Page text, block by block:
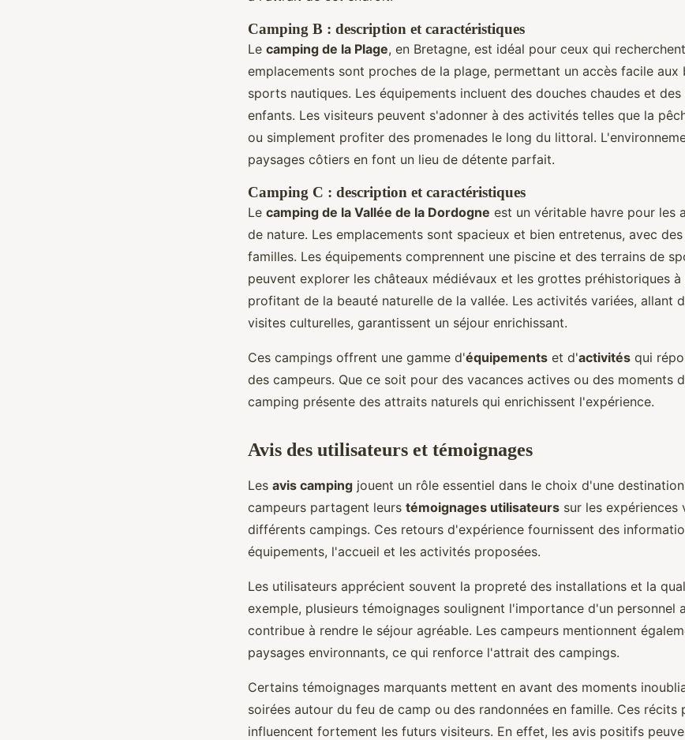
Camping B : description et caractéristiques
Le camping de la Plage, en Bretagne, est idéal pour ceux qui
emplacements sont proches de la plage, permettant un accès facile aux
sports nautiques. Les équipements incluent des douches chaudes et
enfants. Les visiteurs peuvent s'adonner à des activités telles que la
ou simplement profiter des promenades le long du littoral.
paysages côtiers en font un lieu de détente parfait.
Camping C : description et caractéristiques
Le camping de la Vallée de la Dordogne est un véritable havre pour les
de nature. Les emplacements sont spacieux et bien entretenus, avec
familles. Les équipements comprennent une piscine et des terrains de
peuvent explorer les châteaux médiévaux et les grottes préhistoriques
profitant de la beauté naturelle de la vallée. Les activités variées, allant
visites culturelles, garantissent un séjour enrichissant.
Ces campings offrent une gamme d'équipements et d'activités qui
des campeurs. Que ce soit pour des vacances actives ou des moments
camping présente des attraits naturels qui enrichissent l'expérience.
Avis des utilisateurs et témoignages
Les avis camping jouent un rôle essentiel dans le choix d'une
campeurs partagent leurs témoignages utilisateurs sur les expériences
différents campings. Ces retours d'expérience fournissent des
équipements, l'accueil et les activités proposées.
Les utilisateurs apprécient souvent la propreté des installations et la
exemple, plusieurs témoignages soulignent l'importance d'un personnel
contribue à rendre le séjour agréable. Les campeurs mentionnent
paysages environnants, ce qui renforce l'attrait des campings.
Certains témoignages marquants mettent en avant des moments
soirées autour du feu de camp ou des randonnées en famille. Ces récits
influencent fortement les futurs visiteurs. En effet, les avis positifs